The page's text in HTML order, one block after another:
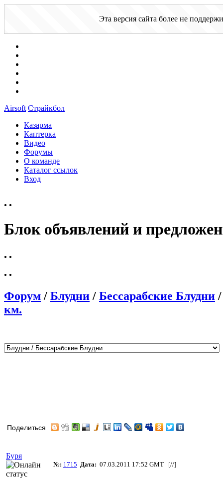
Эта версия сайта более не
Airsoft Страйкбол
Казарма
Каптерка
Видео
Форумы
О команде
Каталог ссылок
Вход
• •
Блок объявлений и
• •
• •
Форум / Блудни / Бессарабские Блудни
км.
Поделиться
Буря
№: 1715 Дата: 07.03.2011 17:52 GMT [//]